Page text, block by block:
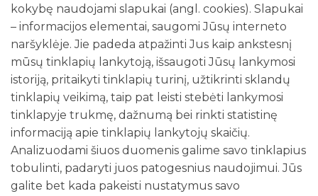
kokybę naudojami slapukai (angl. cookies). Slapukai
– informacijos elementai, saugomi Jūsų interneto
naršyklėje. Jie padeda atpažinti Jus kaip ankstesnį
mūsų tinklapių lankytoją, išsaugoti Jūsų lankymosi
istoriją, pritaikyti tinklapių turinį, užtikrinti sklandų
tinklapių veikimą, taip pat leisti stebėti lankymosi
tinklapyje trukmę, dažnumą bei rinkti statistinę
informaciją apie tinklapių lankytojų skaičių.
Analizuodami šiuos duomenis galime savo tinklapius
tobulinti, padaryti juos patogesnius naudojimui. Jūs
galite bet kada pakeisti nustatymus savo